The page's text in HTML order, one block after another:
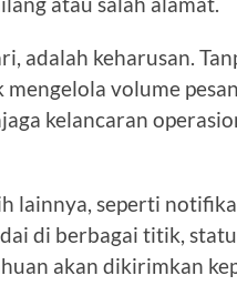
adalah keharusan.
mengelola volume
kelancaran
lainnya, seperti
di berbagai titik,
akan dikirimkan